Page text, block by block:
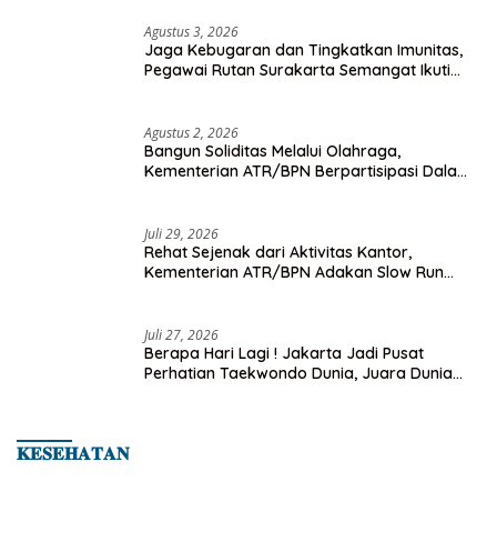
Agustus 3, 2026
Jaga Kebugaran dan Tingkatkan Imunitas,
Pegawai Rutan Surakarta Semangat Ikuti
Agustus 2, 2026
Bangun Soliditas Melalui Olahraga,
Kementerian ATR/BPN Berpartisipasi Dalam
Juli 29, 2026
Rehat Sejenak dari Aktivitas Kantor,
Kementerian ATR/BPN Adakan Slow Run
Juli 27, 2026
Berapa Hari Lagi ! Jakarta Jadi Pusat
Perhatian Taekwondo Dunia, Juara Dunia
𝐊𝐄𝐒𝐄𝐇𝐀𝐓𝐀𝐍